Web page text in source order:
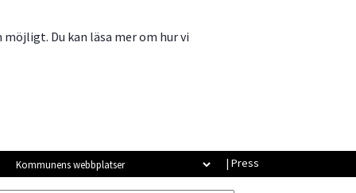
Du kan läsa mer om hur vi
| Press
Kommunens webbplatser